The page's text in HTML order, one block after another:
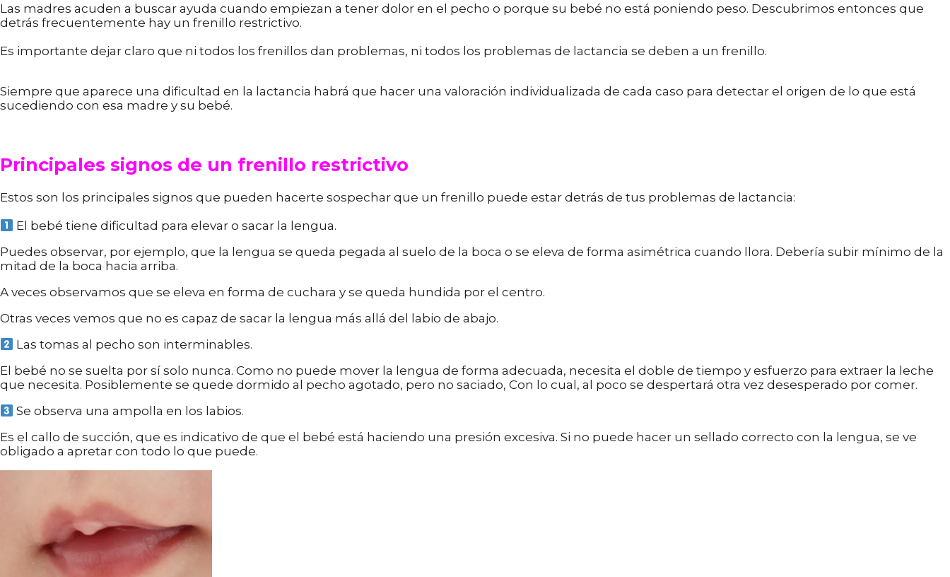
Las madres acuden a buscar ayuda cuando empiezan a tener dolor en el pecho o porque su bebé no está poniendo peso. Descubrimos entonces que
detrás frecuentemente hay un frenillo restrictivo. ⁣
Es importante dejar claro que ni todos los frenillos dan problemas, ni todos los problemas de lactancia se deben a un frenillo. ⁣
Siempre que aparece una dificultad en la lactancia habrá que hacer una valoración individualizada de cada caso para detectar el origen de lo que está
sucediendo con esa madre y su bebé.
Principales signos de un frenillo restrictivo
Estos son los principales signos que pueden hacerte sospechar que un frenillo puede estar detrás de tus problemas de lactancia:⁣
El bebé tiene dificultad para elevar o sacar la lengua.
Puedes observar, por ejemplo, que la lengua se queda pegada al suelo de la boca o se eleva de forma asimétrica cuando llora. Debería subir mínimo de la
mitad de la boca hacia arriba.
A veces observamos que se eleva en forma de cuchara y se queda hundida por el centro.
Otras veces vemos que no es capaz de sacar la lengua más allá del labio de abajo.
Las tomas al pecho son interminables.
El bebé no se suelta por sí solo nunca. Como no puede mover la lengua de forma adecuada, necesita el doble de tiempo y esfuerzo para extraer la leche
que necesita. Posiblemente se quede dormido al pecho agotado, pero no saciado, Con lo cual, al poco se despertará otra vez desesperado por comer.
Se observa una ampolla en los labios.
Es el callo de succión, que es indicativo de que el bebé está haciendo una presión excesiva. Si no puede hacer un sellado correcto con la lengua, se ve
obligado a apretar con todo lo que puede.